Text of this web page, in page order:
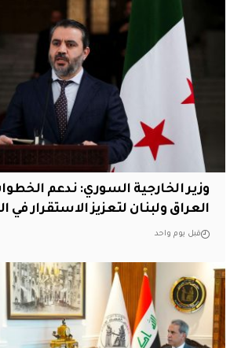
وزير الخارجية السوري: ندعم
العراق ولبنان لتعزيز الاستقرار في
قبل يوم واحد